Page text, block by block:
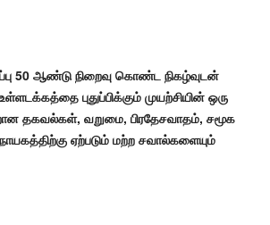
50 ஆண்டு நிறைவு கொண்ட நிகழ்வுடன்
புதுப்பிக்கும் முயற்சியின் ஒரு
தகவல்கள், வறுமை, பிரதேசவாதம், சமூக
ஏற்படும் மற்ற சவால்களையும்